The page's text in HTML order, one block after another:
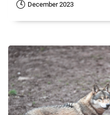
December 2023